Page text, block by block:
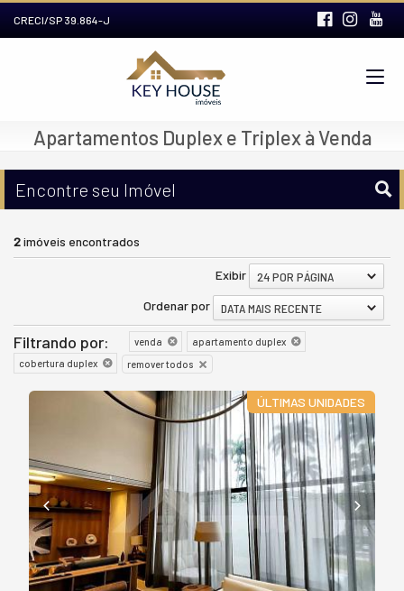
CRECI/SP 39.864-J
Apartamentos Duplex e Triplex à Venda
Encontre seu Imóvel
2imóveis encontrados
Exibir
24 POR PÁGINA
Ordenar por
DATA MAIS RECENTE
Filtrando por: venda
apartamento duplex
cobertura duplex
remover todos
ÚLTIMAS UNIDADES